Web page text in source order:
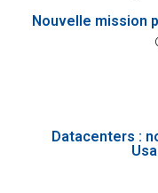
Nouvelle mission
Datacenters :